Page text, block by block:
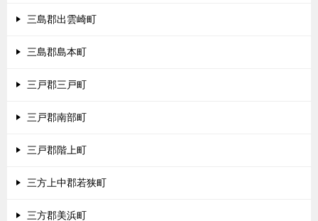
三島郡出雲崎町
三島郡島本町
三戸郡三戸町
三戸郡南部町
三戸郡階上町
三方上中郡若狭町
三方郡美浜町